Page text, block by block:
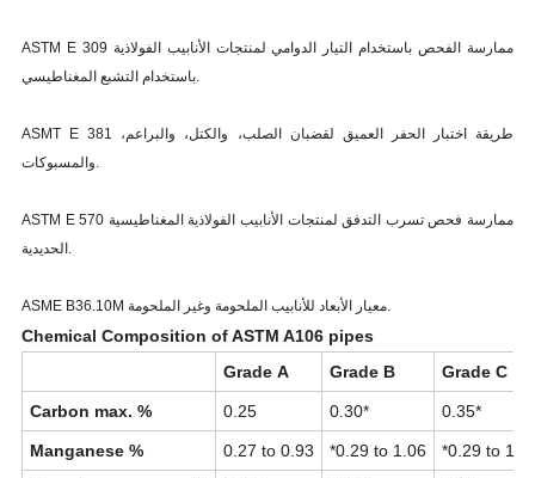
ASTM E 309 ممارسة الفحص باستخدام التيار الدوامي لمنتجات الأنابيب الفولاذية
باستخدام التشبع المغناطيسي.
ASMT E 381 طريقة اختبار الحفر العميق لقضبان الصلب، والكتل، والبراعم،
ASTM E 570 ممارسة فحص تسرب التدفق لمنتجات الأنابيب الفولاذية المغناطيسية
الحديدية.
ASME B36.10M معيار الأبعاد للأنابيب الملحومة وغير الملحومة.
Chemical Composition of ASTM A106 pipes
Grade A
Grade B Grade C
Carbon max. % 0.25 0.30* 0.35*
Manganese % 0.27 to 0.93 *0.29 to 1.06 *0.29 to